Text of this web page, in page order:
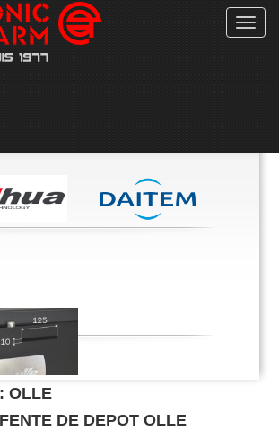
OLLE
DE DEPOT OLLE